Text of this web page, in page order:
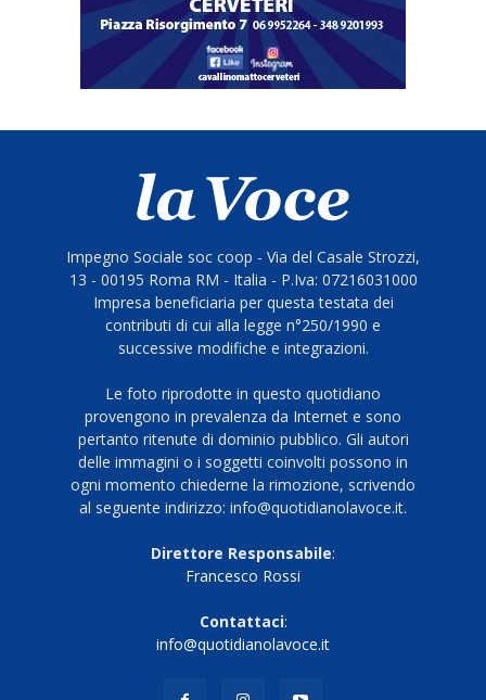
Impegno Sociale soc coop - Via del Casale Strozzi,
13 - 00195 Roma RM - Italia - P.Iva: 07216031000
Impresa beneficiaria per questa testata dei
contributi di cui alla legge n°250/1990 e
successive modifiche e integrazioni.
Le foto riprodotte in questo quotidiano
provengono in prevalenza da Internet e sono
pertanto ritenute di dominio pubblico. Gli autori
delle immagini o i soggetti coinvolti possono in
ogni momento chiederne la rimozione, scrivendo
al seguente indirizzo: info@quotidianolavoce.it.
Direttore Responsabile:
Francesco Rossi
Contattaci:
info@quotidianolavoce.it